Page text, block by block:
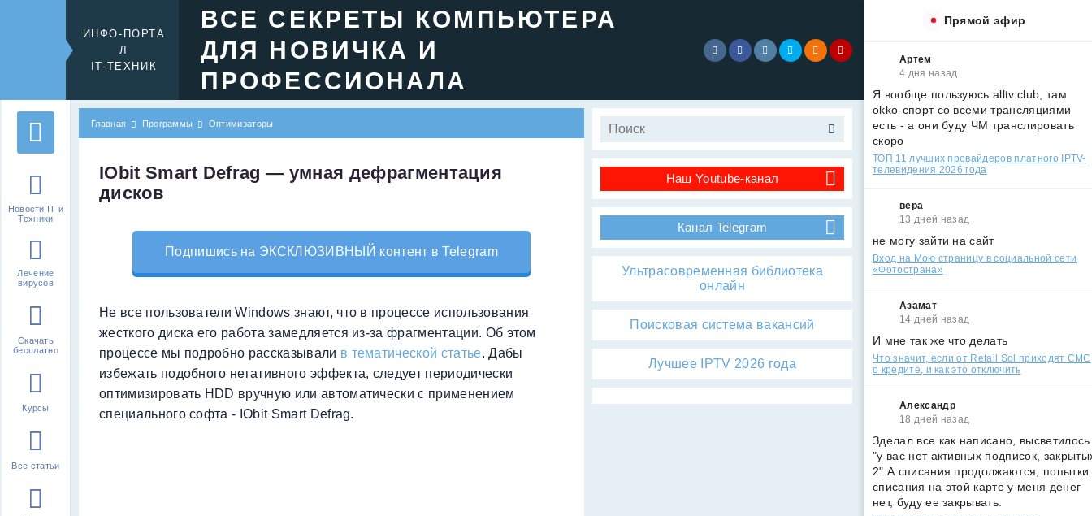
ИНФО-ПОРТА
Л
IT-ТЕХНИК
ВСЕ СЕКРЕТЫ КОМПЬЮТЕРА
ДЛЯ НОВИЧКА И
ПРОФЕССИОНАЛА
Новости IT и
Техники
Лечение
вирусов
Скачать
бесплатно
Курсы
Все статьи
Главная Программы Оптимизаторы
IObit Smart Defrag — умная дефрагментация
дисков
Подпишись на ЭКСКЛЮЗИВНЫЙ контент в Telegram
Не все пользователи Windows знают, что в процессе использования
жесткого диска его работа замедляется из-за фрагментации. Об этом
процессе мы подробно рассказывали в тематической статье. Дабы
избежать подобного негативного эффекта, следует периодически
оптимизировать HDD вручную или автоматически с применением
специального софта - IObit Smart Defrag.
Наш Youtube-канал
Канал Telegram
Ультрасовременная библиотека
онлайн
Поисковая система вакансий
Лучшее IPTV 2026 года
Прямой эфир
Артем
4 дня назад
Я вообще пользуюсь alltv.club, там
okko-спорт со всеми трансляциями
есть - а они буду ЧМ транслировать
скоро
ТОП 11 лучших провайдеров платного IPTV-
телевидения 2026 года
вера
13 дней назад
не могу зайти на сайт
Вход на Мою страницу в социальной сети
«Фотострана»
Азамат
14 дней назад
И мне так же что делать
Что значит, если от Retail Sol приходят СМС
о кредите, и как это отключить
Александр
18 дней назад
Зделал все как написано, высветилось
"у вас нет активных подписок,
2" А списания продолжаются, попытки
списания на этой карте у меня денег
нет, буду ее закрывать.